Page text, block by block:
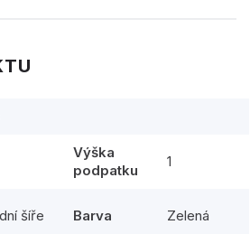
Výška
podpatku
1
šíře Barva Zelená